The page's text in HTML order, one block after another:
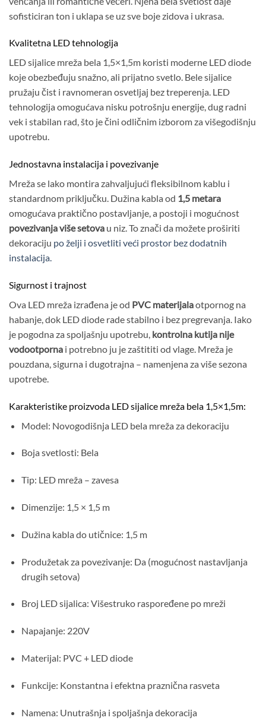
sofisticiran ton i uklapa se uz sve boje zidova i ukrasa.
Kvalitetna LED tehnologija
LED sijalice mreža bela 1,5×1,5m koristi moderne LED diode
koje obezbeđuju snažno, ali prijatno svetlo. Bele sijalice
pružaju čist i ravnomeran osvetljaj bez treperenja. LED
tehnologija omogućava nisku potrošnju energije, dug radni
vek i stabilan rad, što je čini odličnim izborom za višegodišnju
upotrebu.
Jednostavna instalacija i povezivanje
Mreža se lako montira zahvaljujući fleksibilnom kablu i
standardnom priključku. Dužina kabla od 1,5 metara
omogućava praktično postavljanje, a postoji i mogućnost
povezivanja više setova u niz. To znači da možete proširiti
dekoraciju po želji i osvetliti veći prostor bez dodatnih
instalacija.
Sigurnost i trajnost
Ova LED mreža izrađena je od PVC materijalaotpornog na
habanje, dok LED diode rade stabilno i bez pregrevanja. Iako
je pogodna za spoljašnju upotrebu, kontrolna kutija nije
vodootporna i potrebno ju je zaštititi od vlage. Mreža je
pouzdana, sigurna i dugotrajna – namenjena za više sezona
upotrebe.
Karakteristike proizvoda LED sijalice mreža bela 1,5×1,5m:
Model: Novogodišnja LED bela mreža za dekoraciju
Boja svetlosti: Bela
Tip: LED mreža – zavesa
Dimenzije: 1,5 × 1,5 m
Dužina kabla do utičnice: 1,5 m
Produžetak za povezivanje: Da (mogućnost nastavljanja
drugih setova)
Broj LED sijalica: Višestruko raspoređene po mreži
Napajanje: 220V
Materijal: PVC + LED diode
Funkcije: Konstantna i efektna praznična rasveta
Namena: Unutrašnja i spoljašnja dekoracija